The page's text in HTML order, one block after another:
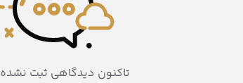
تاکنون دیدگاهی ثبت